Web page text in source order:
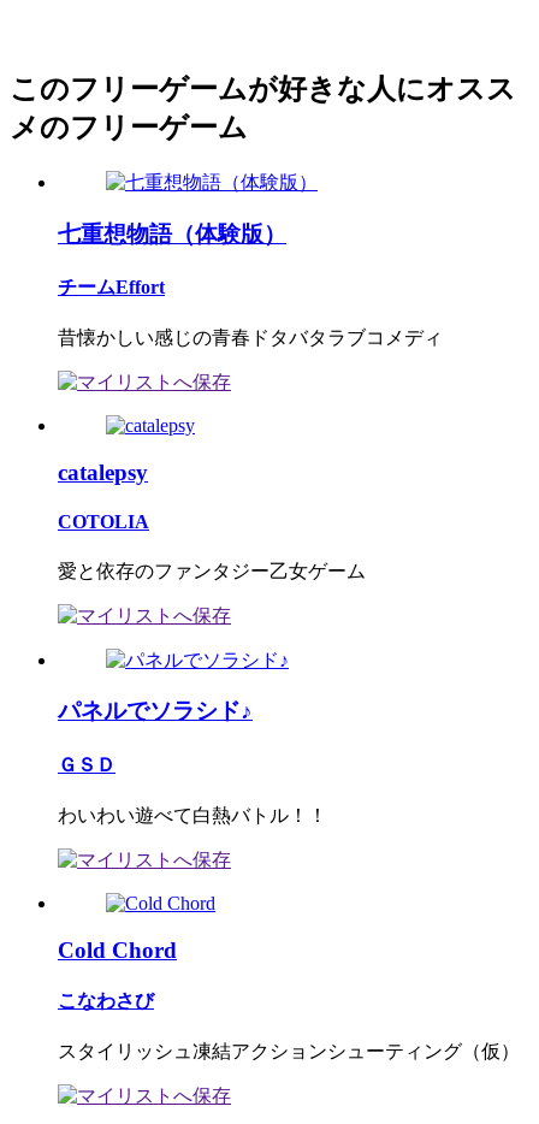
このフリーゲームが好きな人にオスス
メのフリーゲーム
七重想物語（体験版）
チームEffort
昔懐かしい感じの青春ドタバタラブコメディ
catalepsy
COTOLIA
愛と依存のファンタジー乙女ゲーム
パネルでソラシド♪
ＧＳＤ
わいわい遊べて白熱バトル！！
Cold Chord
こなわさび
スタイリッシュ凍結アクションシューティング（仮）